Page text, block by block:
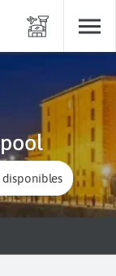
disponibles